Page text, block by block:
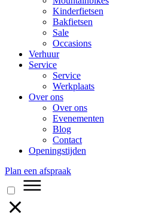
Kinderfietsen
Bakfietsen
Sale
Occasions
Verhuur
Service
Service
Werkplaats
Over ons
Over ons
Evenementen
Blog
Contact
Openingstijden
Plan een afspraak